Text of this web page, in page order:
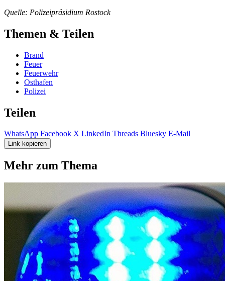
Quelle: Polizeipräsidium Rostock
Themen & Teilen
Brand
Feuer
Feuerwehr
Osthafen
Polizei
Teilen
WhatsApp Facebook X LinkedIn Threads Bluesky E-Mail
Link kopieren
Mehr zum Thema